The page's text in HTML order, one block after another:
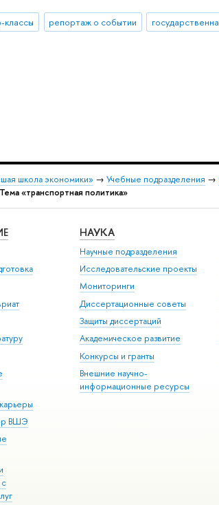
классы репортаж о событии
школа экономики» → Учебные подразделения →
Тема «транспортная политика»
ВШЭ
НАУКА
Научные подразделения
Исследовательские проекты
Мониторинги
Диссертационные советы
Защиты диссертаций
Академическое развитие
Конкурсы и гранты
Внешние научно-
информационные ресурсы